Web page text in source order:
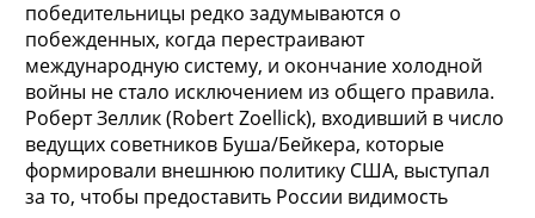
победительницы редко задумываются о
побежденных, когда перестраивают
международную систему, и окончание холодной
войны не стало исключением из общего правила.
Роберт Зеллик (Robert Zoellick), входивший в число
ведущих советников Буша/Бейкера, которые
формировали внешнюю политику США, выступал
за то, чтобы предоставить России видимость